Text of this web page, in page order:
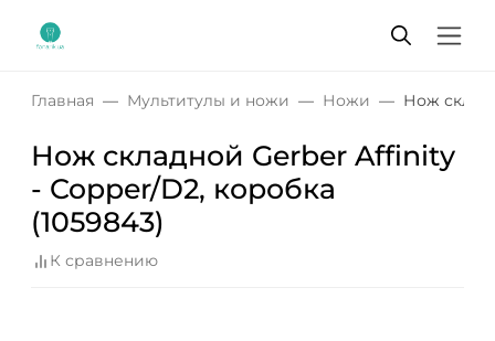
Главная Мультитулы и ножи Ножи Нож
Нож складной Gerber Affinity
- Copper/D2, коробка
(1059843)
К сравнению